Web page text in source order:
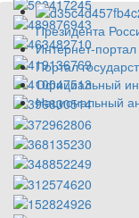
Президента
Интернет-
Портал
Официальный
Национальный